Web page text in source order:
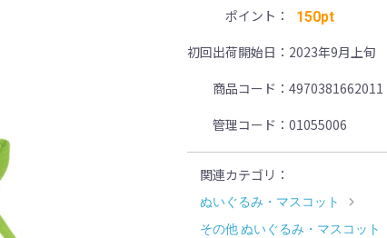
ポイント 150pt
初回出荷開始日
2023年9月上旬
商品コード
4970381662011
管理コード
01055006
関連カテゴリ
ぬいぐるみ・マスコット
その他 ぬいぐるみ・マスコット